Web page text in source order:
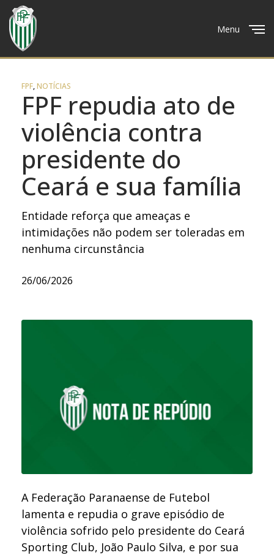
Menu
FPF,NOTÍCIAS
FPF repudia ato de
violência contra
presidente do
Ceará e sua família
Entidade reforça que ameaças e
intimidações não podem ser toleradas em
nenhuma circunstância
26/06/2026
A Federação Paranaense de Futebol
lamenta e repudia o grave episódio de
violência sofrido pelo presidente do Ceará
Sporting Club, João Paulo Silva, e por sua